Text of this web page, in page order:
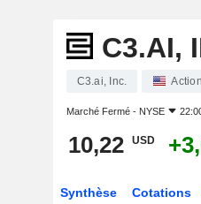
C3.AI,
C3.ai, Inc.
Marché Fermé - NYSE
10,22 USD
Synthèse Cotations